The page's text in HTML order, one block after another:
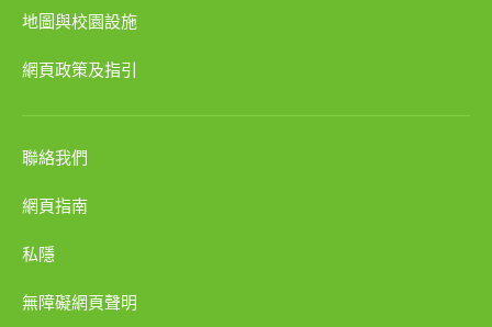
地圖與校園設施
網頁政策及指引
聯絡我們
網頁指南
私隱
無障礙網頁聲明